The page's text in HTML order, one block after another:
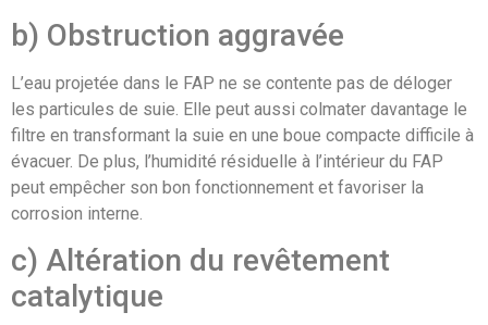
b) Obstruction aggravée
L’eau projetée dans le FAP ne se contente pas de déloger
les particules de suie. Elle peut aussi colmater davantage le
filtre en transformant la suie en une boue compacte difficile à
évacuer. De plus, l’humidité résiduelle à l’intérieur du FAP
peut empêcher son bon fonctionnement et favoriser la
corrosion interne.
c) Altération du revêtement
catalytique